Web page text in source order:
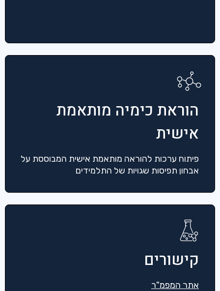
הוראת כימיה מותאמת
אישית
פיתוח ערכות להוראה מותאמת אישית המבוססת על
אבחון תפיסות שגויות של התלמידים
קישורים
אתר המפמ"ר